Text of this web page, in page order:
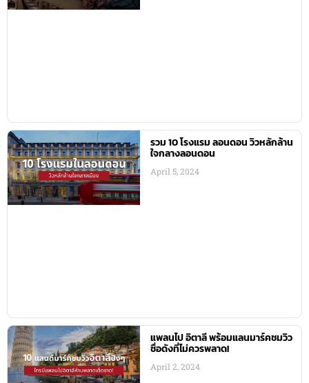
รวม 10 โรงแรม ลอนดอน วิวหลักล้าน
ใจกลางลอนดอน
April 5, 2024
แพลนไป อิตาลี พร้อมแลนมาร์คชมวิว
ชื่อดังที่ไม่ควรพลาด!
April 2, 2024